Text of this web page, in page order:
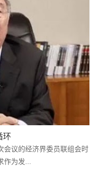
环
会议的经济界委员联组会时
为发...